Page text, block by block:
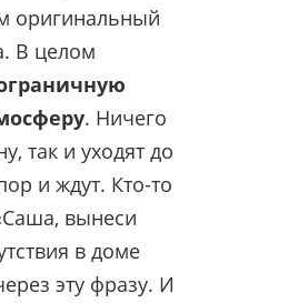
оригинальный
В целом
. Ничего
так и уходят до
и ждут. Кто-то
вынеси
в доме
эту фразу. И